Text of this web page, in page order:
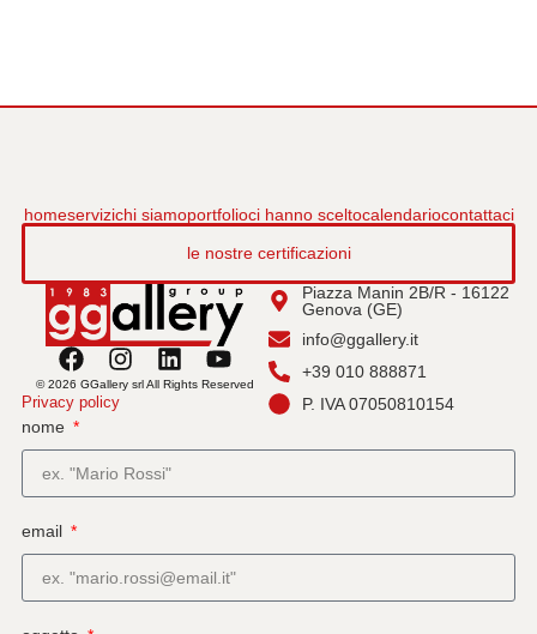
homeservizichi siamoportfolioci hanno sceltocalendariocontattaci
© 2026 GGallery srl All Rights Reserved
Privacy policy
Piazza Manin 2B/R - 16122
Genova (GE)
info@ggallery.it
+39 010 888871
P. IVA 07050810154
le nostre certificazioni
nome
email